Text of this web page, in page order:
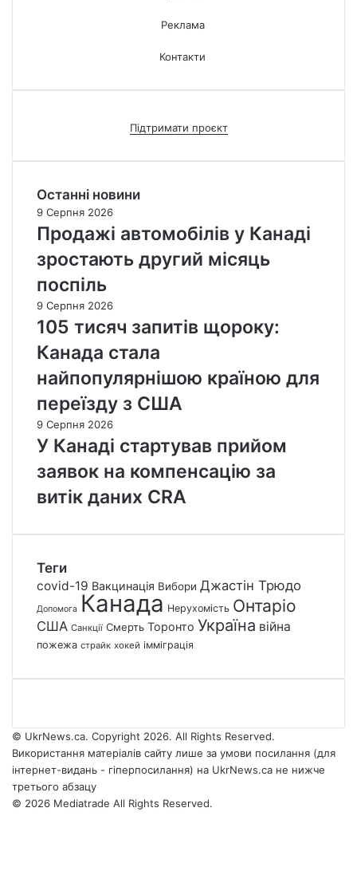
Реклама
Контакти
Підтримати проєкт
Останні новини
9 Серпня 2026
Продажі автомобілів у Канаді
зростають другий місяць
поспіль
9 Серпня 2026
105 тисяч запитів щороку:
Канада стала
найпопулярнішою країною для
переїзду з США
9 Серпня 2026
У Канаді стартував прийом
заявок на компенсацію за
витік даних CRA
Теги
covid-19 Вакцинація Вибори Джастін Трюдо
Допомога Канада Нерухомість Онтаріо
США Санкції Смерть Торонто Україна війна
пожежа страйк хокей імміграція
© UkrNews.ca. Copyright 2026. All Rights Reserved.
Використання матеріалів сайту лише за умови посилання (для
інтернет-видань - гіперпосилання) на UkrNews.ca не нижче
третього абзацу
© 2026 Mediatrade All Rights Reserved.